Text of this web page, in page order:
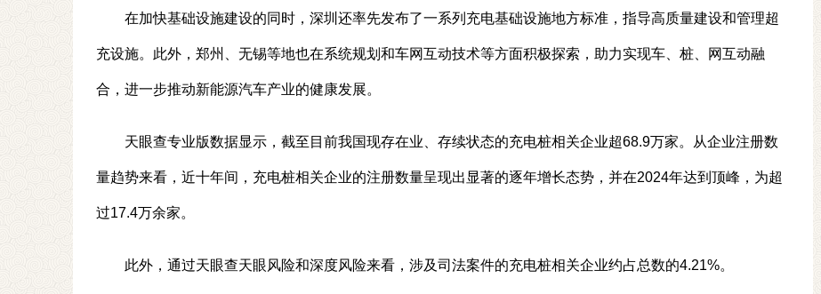
在加快基础设施建设的同时，深圳还率先发布了一系列充电基础设施地方标准，指导高质量建设和管理超
充设施。此外，郑州、无锡等地也在系统规划和车网互动技术等方面积极探索，助力实现车、桩、网互动融
合，进一步推动新能源汽车产业的健康发展。
天眼查专业版数据显示，截至目前我国现存在业、存续状态的充电桩相关企业超68.9万家。从企业注册数
量趋势来看，近十年间，充电桩相关企业的注册数量呈现出显著的逐年增长态势，并在2024年达到顶峰，为超
过17.4万余家。
此外，通过天眼查天眼风险和深度风险来看，涉及司法案件的充电桩相关企业约占总数的4.21%。